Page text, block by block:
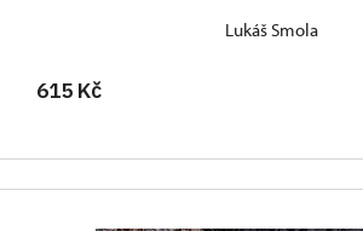
Lukáš Smola
615 Kč